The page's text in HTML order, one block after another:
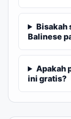
Bisakah
Balinese
Apakah
ini gratis?